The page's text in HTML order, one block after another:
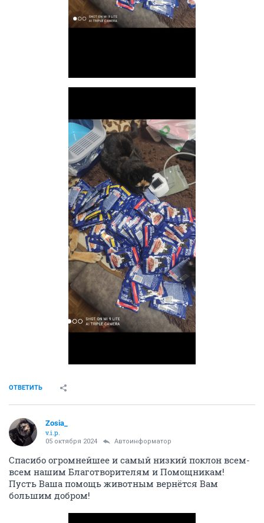
ОТВЕТИТЬ
Zosia_
v.i.p.
05 октября 2024 Автоинформатор
Спасибо огромнейшее и самый низкий поклон всем-
всем нашим Благотворителям и Помощникам!
Пусть Ваша помощь животным вернётся Вам
большим добром!